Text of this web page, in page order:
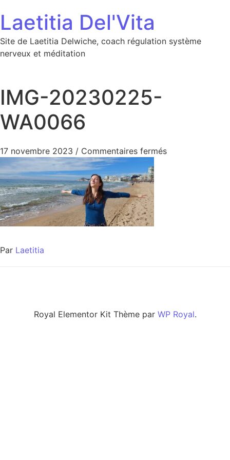
Laetitia Del'Vita
Site de Laetitia Delwiche, coach régulation système
nerveux et méditation
IMG-20230225-
WA0066
17 novembre 2023 / Commentaires ferméssur IMG-
Par Laetitia
Royal Elementor Kit Thème par WP Royal.